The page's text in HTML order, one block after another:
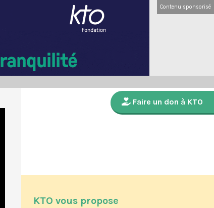
Contenu sponsorisé
Faire un don à KTO
KTO vous propose